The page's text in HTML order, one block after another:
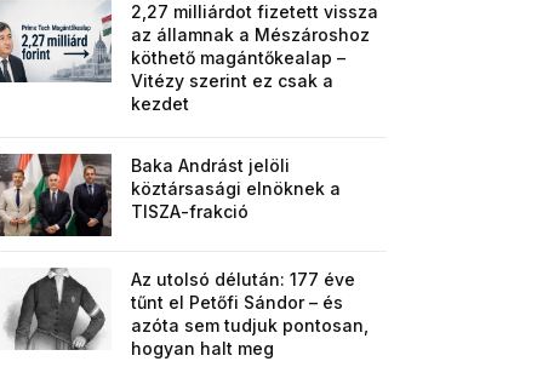
2,27 milliárdot fizetett vissza
az államnak a Mészároshoz
köthető magántőkealap –
Vitézy szerint ez csak a
kezdet
Baka Andrást jelöli
köztársasági elnöknek a
TISZA-frakció
Az utolsó délután: 177 éve
tűnt el Petőfi Sándor – és
azóta sem tudjuk pontosan,
hogyan halt meg